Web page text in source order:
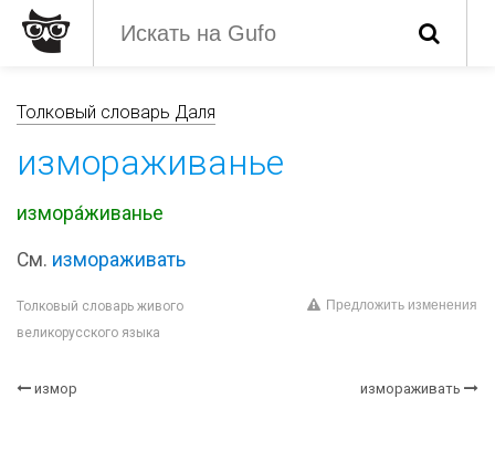
Толковый словарь Даля
измораживанье
измора́живанье
См. измораживать
Толковый словарь живого
великорусского языка
Предложить изменения
измор измораживать